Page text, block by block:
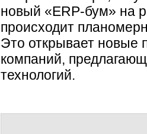
новый «ERP-бум» на
происходит
Это открывает новые
компаний,
технологий.